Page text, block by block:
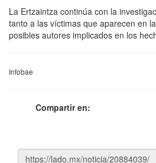
La Ertzaintza continúa con la
tanto a las víctimas que aparecen en
posibles autores implicados en los
Infobae
Compartir en: